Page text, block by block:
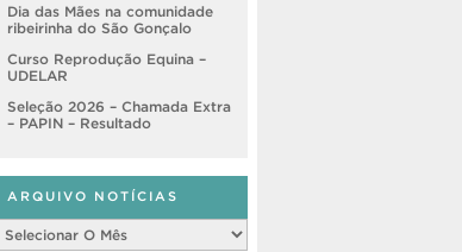
Dia das Mães na comunidade
ribeirinha do São Gonçalo
Curso Reprodução Equina –
UDELAR
Seleção 2026 – Chamada Extra
– PAPIN – Resultado
ARQUIVO NOTÍCIAS
Notícias